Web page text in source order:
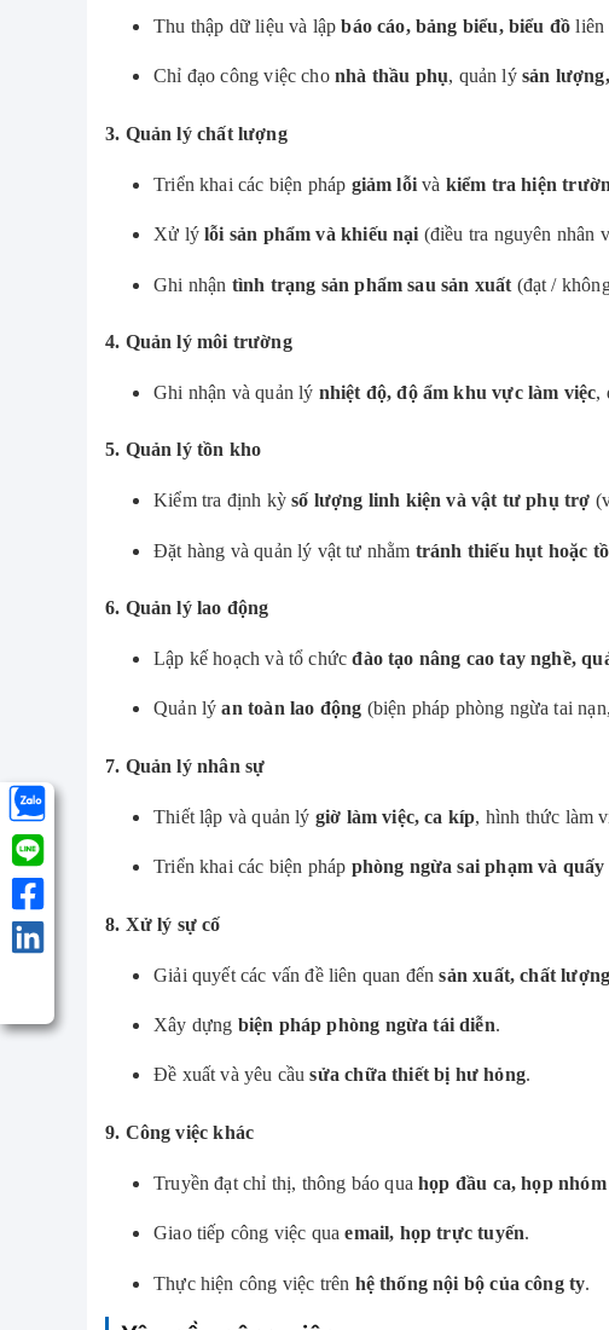
Thu thập dữ liệu và lậpbáo cáo, bảng biểu, biểu đồ liên
Chỉ đạo công việc cho nhà thầu phụ, quản lý sản
3. Quản lý chất lượng
Triển khai các biện pháp giảm lỗivà kiểm tra hiện
Xử lýlỗi sản phẩm và khiếu nại (điều tra nguyên nhân
Ghi nhận tình trạng sản phẩm sau sản xuất (đạt /
4. Quản lý môi trường
Ghi nhận và quản lý nhiệt độ, độ ẩm khu vực làm việc,
5. Quản lý tồn kho
Kiểm tra định kỳsố lượng linh kiện và vật tư phụ trợ
Đặt hàng và quản lý vật tư nhằm tránh thiếu hụt hoặc
6. Quản lý lao động
Lập kế hoạch và tổ chứcđào tạo nâng cao tay nghề,
Quản lýan toàn lao động (biện pháp phòng ngừa tai
7. Quản lý nhân sự
Thiết lập và quản lý giờ làm việc, ca kíp, hình thức làm
Triển khai các biện pháp phòng ngừa sai phạm và
8. Xử lý sự cố
Giải quyết các vấn đề liên quan đếnsản xuất, chất
Xây dựng biện pháp phòng ngừa tái diễn.
Đề xuất và yêu cầusửa chữa thiết bị hư hỏng.
9. Công việc khác
Truyền đạt chỉ thị, thông báo quahọp đầu ca, họp
Giao tiếp công việc quaemail, họp trực tuyến.
Thực hiện công việc trên hệ thống nội bộ của công ty.